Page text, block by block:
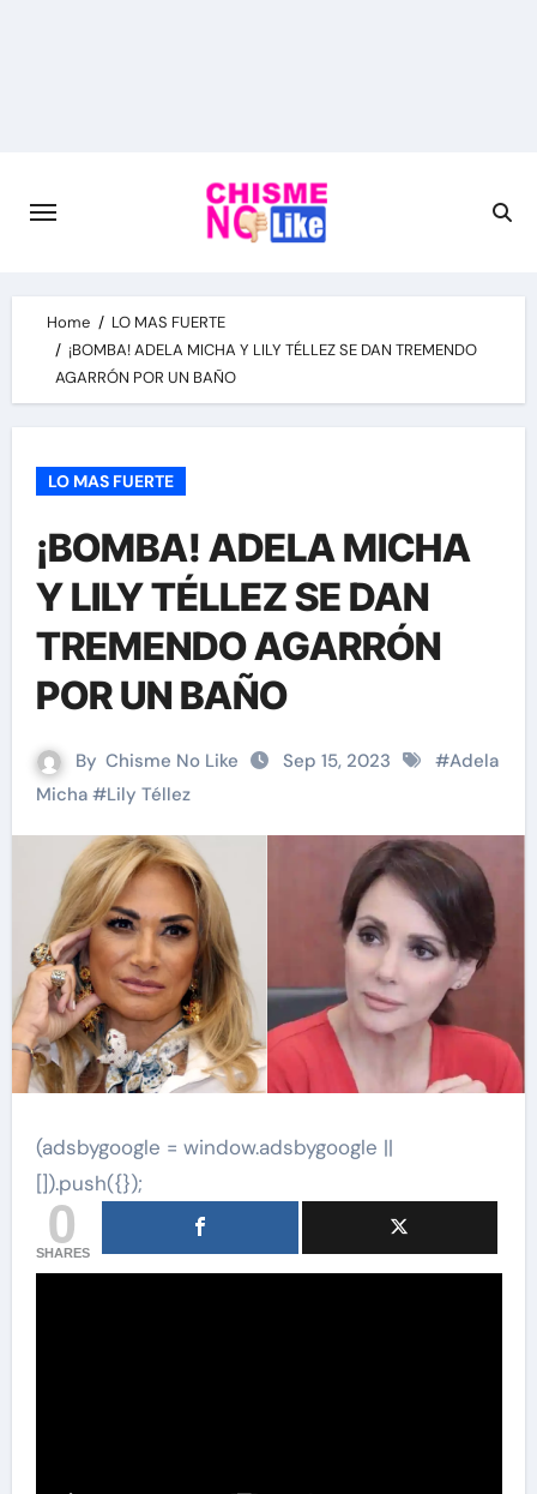
Home
LO MAS FUERTE
¡BOMBA! ADELA MICHA Y LILY TÉLLEZ SE DAN TREMENDO
AGARRÓN POR UN BAÑO
LO MAS FUERTE
¡BOMBA! ADELA MICHA
Y LILY TÉLLEZ SE DAN
TREMENDO AGARRÓN
POR UN BAÑO
By Chisme No Like Sep 15, 2023 #Adela
Micha#Lily Téllez
(adsbygoogle = window.adsbygoogle ||
[]).push({});
0
SHARES